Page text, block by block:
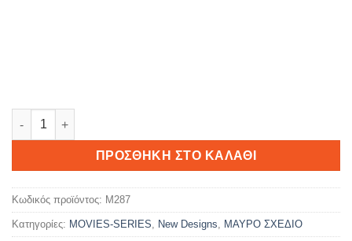
Game Over... ποσότητα
ΠΡΟΣΘΉΚΗ ΣΤΟ ΚΑΛΆΘΙ
Κωδικός προϊόντος: M287
Κατηγορίες: MOVIES-SERIES New Designs ΜΑΥΡΟ ΣΧΕΔΙΟ